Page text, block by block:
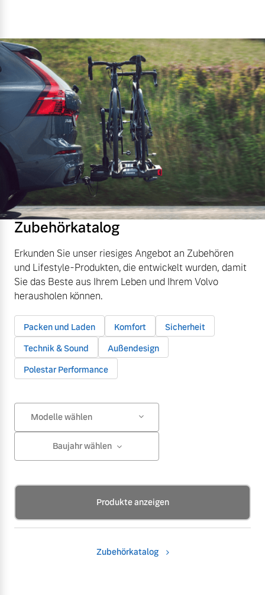
Zubehörkatalog
Erkunden Sie unser riesiges Angebot an Zubehören
und Lifestyle-Produkten, die entwickelt wurden, damit
Sie das Beste aus Ihrem Leben und Ihrem Volvo
herausholen können.
Packen und Laden Komfort
Sicherheit
Technik & Sound
Außendesign
Polestar Performance
Modelle wählen
Baujahr wählen
Produkte anzeigen
Zubehörkatalog